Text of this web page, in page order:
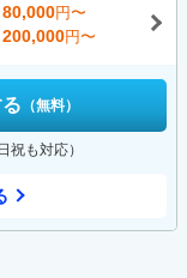
80,000円〜
200,000円〜
（無料）
も対応）